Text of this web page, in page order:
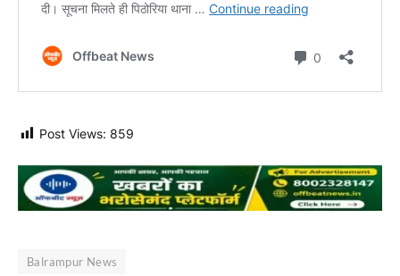
Post Views: 859
Balrampur News